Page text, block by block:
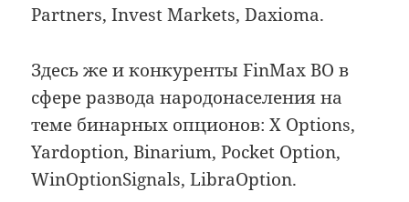
Partners, Invest Markets, Daxioma.
Здесь же и конкуренты FinMax BO в
сфере развода народонаселения на
теме бинарных опционов: X Options,
Yardoption, Binarium, Pocket Option,
WinOptionSignals, LibraOption.